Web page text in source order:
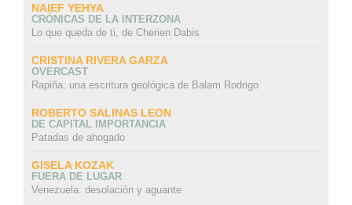
NAIEF YEHYA
CRÓNICAS DE LA INTERZONA
Lo que queda de ti, de Cherien Dabis
CRISTINA RIVERA GARZA
OVERCAST
Rapiña: una escritura geológica de Balam Rodrigo
ROBERTO SALINAS LEON
DE CAPITAL IMPORTANCIA
Patadas de ahogado
GISELA KOZAK
FUERA DE LUGAR
Venezuela: desolación y aguante